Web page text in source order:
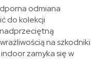
odmiana
do kolekcji
na szkodniki
zamyka się w